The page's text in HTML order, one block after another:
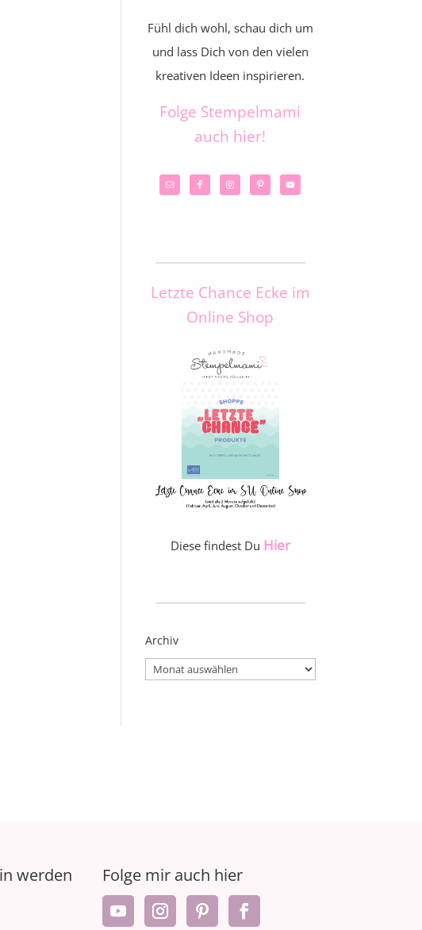
Fühl dich wohl, schau dich um
und lass Dich von den vielen
kreativen Ideen inspirieren.
Folge Stempelmami
auch hier!
Letzte Chance Ecke im
Online Shop
Diese findest Du Hier
Archiv
Archiv
werden Folge mir auch hier